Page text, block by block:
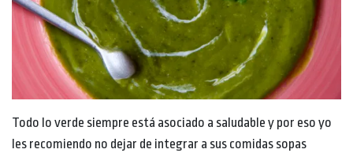
Todo lo verde siempre está asociado a saludable y por eso yo
les recomiendo no dejar de integrar a sus comidas sopas